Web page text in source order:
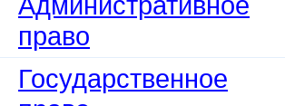
право
Государственное